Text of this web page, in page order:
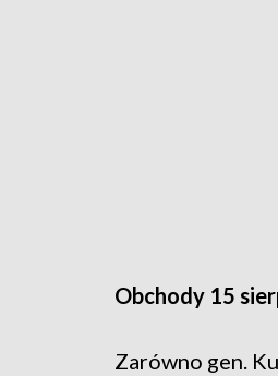
Obchody 15
Zarówno gen.